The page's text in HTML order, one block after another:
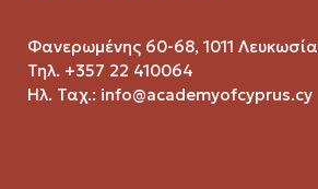
Φανερωμένης 60-68, 1011 Λευκωσία
Τηλ. +357 22 410064
Ηλ. Ταχ.: info@academyofcyprus.cy